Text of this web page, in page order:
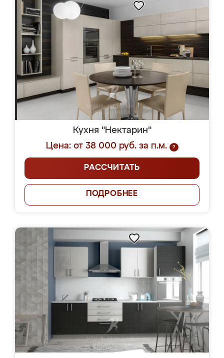
Кухня "Нектарин"
Цена: от 38 000 руб. за п.м.
?
РАССЧИТАТЬ
ПОДРОБНЕЕ